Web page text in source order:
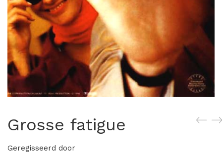
Grosse fatigue
Geregisseerd door